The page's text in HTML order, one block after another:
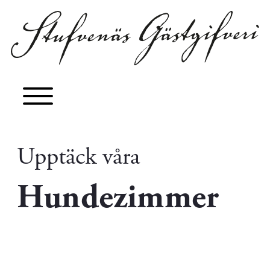
Upptäck våra
Hundezimmer